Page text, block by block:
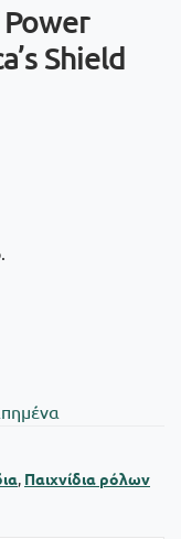
Shield
, Παιχνίδια ρόλων